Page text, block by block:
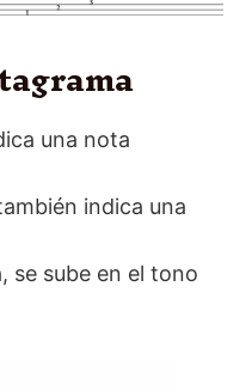
una nota
indica una
se sube en el tono